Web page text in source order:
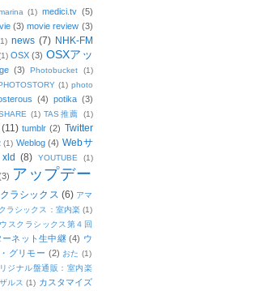
(1) medici.tv (5)
(3) movie review (3)
news (7) NHK-FM
OSX (3) OSXアッ
(3) Photobucket
(1)
(1) photo
(4) potika (3)
(1) TAS推薦
(1)
(11) tumblr (2) Twitter
(1) Weblog (4) Webサ
xld (8) YOUTUBE (1)
アップデー
ラシックス (6) アマ
ラシックス：室内楽 (1)
スクラシックス第４回
ーネット生中継 (4) ウ
グリモー (2) おた (1)
ジナル盤通販：室内楽
ルス (1) カスタマイズ